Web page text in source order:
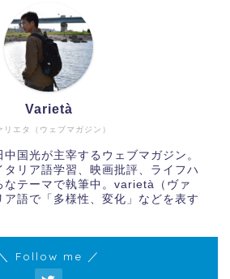
リエタ（ウェブマガジン）
Varietà
国光が主宰するウェブマガジン。
リア語学習、映画批評、ライフハ
なテーマで執筆中。varietà（ヴァ
ア語で「多様性、変化」などを表す
＼ Follow me ／